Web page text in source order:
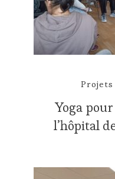
Projets
Yoga
l’hôpital